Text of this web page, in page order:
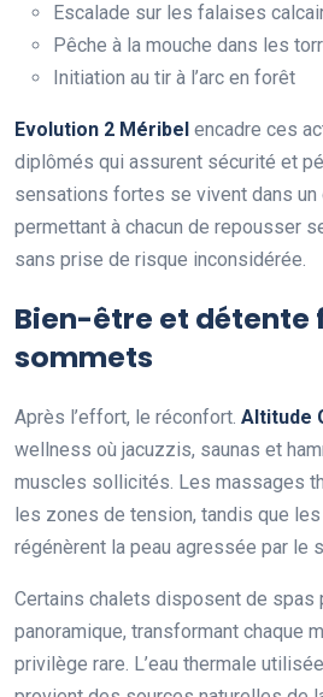
Escalade sur les falaises
Pêche à la mouche dans les
Initiation au tir à l’arc en forêt
Evolution 2 Méribel encadre ces
diplômés qui assurent sécurité et
sensations fortes se vivent dans un
permettant à chacun de repousser
sans prise de risque inconsidérée.
Bien-être et détente
sommets
Après l’effort, le réconfort. Altitude
wellness où jacuzzis, saunas et
muscles sollicités. Les massages
les zones de tension, tandis que
régénèrent la peau agressée par le
Certains chalets disposent de spas
panoramique, transformant chaque
privilège rare. L’eau thermale